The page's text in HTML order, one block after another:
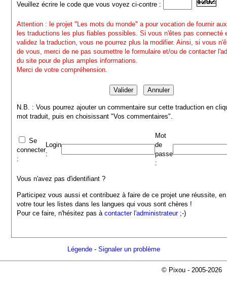
Veuillez écrire le code que vous voyez ci-contre :
Attention : le projet "Les mots du monde" a pour vocation de fournir
les traductions les plus fiables possibles. Si vous n'êtes pas connecté
validez la traduction, vous ne pourrez plus la modifier. Ainsi, si vous
de vous, merci de ne pas soumettre le formulaire et/ou de contacter
du site pour de plus amples informations.
Merci de votre compréhension.
N.B. : Vous pourrez ajouter un commentaire sur cette traduction en
mot traduit, puis en choisissant "Vos commentaires".
Se
connecter
:
Login
:
Mot
de
passe
:
Vous n'avez pas d'identifiant ?
Participez vous aussi et contribuez à faire de ce projet une réussite,
votre tour les listes dans les langues qui vous sont chères !
Pour ce faire, n'hésitez pas àcontacter l'administrateur;-)
Légende- Signaler un problème
© Pixou - 2005-2026